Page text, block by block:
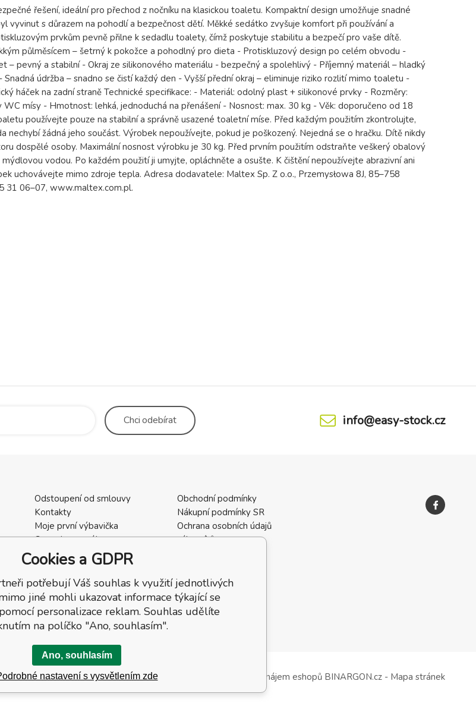
řešení, ideální pro přechod z nočníku na klasickou toaletu. Kompaktní design umožňuje snadné
vyvinut s důrazem na pohodlí a bezpečnost dětí. Měkké sedátko zvyšuje komfort při používání a
prvkům pevně přilne k sedadlu toalety, čímž poskytuje stabilitu a bezpečí pro vaše dítě.
půlměsícem – šetrný k pokožce a pohodlný pro dieta - Protiskluzový design po celém obvodu -
– pevný a stabilní - Okraj ze silikonového materiálu - bezpečný a spolehlivý - Příjemný materiál – hladký
údržba – snadno se čistí každý den - Vyšší přední okraj – eliminuje riziko rozlití mimo toaletu -
háček na zadní straně Technické specifikace: - Materiál: odolný plast + silikonové prvky - Rozměry:
mísy - Hmotnost: lehká, jednoduchá na přenášení - Nosnost: max. 30 kg - Věk: doporučeno od 18
používejte pouze na stabilní a správně usazené toaletní míse. Před každým použitím zkontrolujte,
nechybí žádná jeho součást. Výrobek nepoužívejte, pokud je poškozený. Nejedná se o hračku. Dítě nikdy
dospělé osoby. Maximální nosnost výrobku je 30 kg. Před prvním použitím odstraňte veškerý obalový
vodou. Po každém použití ji umyjte, opláchněte a osušte. K čištění nepoužívejte abrazivní ani
uchovávejte mimo zdroje tepla. Adresa dodavatele: Maltex Sp. Z o.o., Przemysłowa 8J, 85–758
31 06–07, www.maltex.com.pl.
Chciodebírat info@easy-stock.cz
Odstoupení od smlouvy
Kontakty
Moje první výbavička
Ceny dopravného
Vrácení zboží / Reklamace
Reklamace
Recenze
Obchodní podmínky
Nákupní podmínky SR
Ochrana osobních údajů
zákazníků
Tvorba a pronájem eshopů BINARGON.cz - Mapa stránek
Cookies a GDPR
potřebují Váš souhlas k využití jednotlivých
jiné mohli ukazovat informace týkající se
personalizace reklam. Souhlas udělíte
na políčko "Ano, souhlasím".
Ano, souhlasím
nastavení s vysvětlením zde